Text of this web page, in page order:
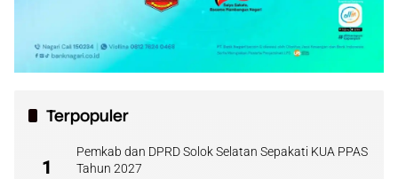
Terpopuler
1
Pemkab dan DPRD Solok Selatan Sepakati KUA PPAS
Tahun 2027